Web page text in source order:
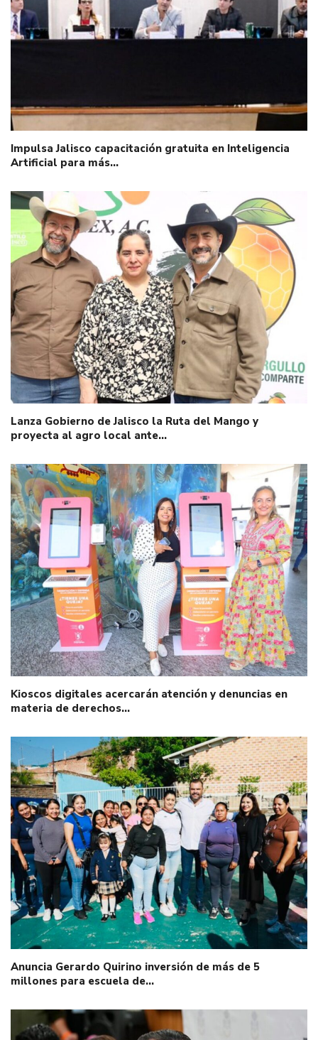
Impulsa Jalisco capacitación gratuita en Inteligencia
Artificial para más…
Lanza Gobierno de Jalisco la Ruta del Mango y
proyecta al agro local ante…
Kioscos digitales acercarán atención y denuncias en
materia de derechos…
Anuncia Gerardo Quirino inversión de más de 5
millones para escuela de…